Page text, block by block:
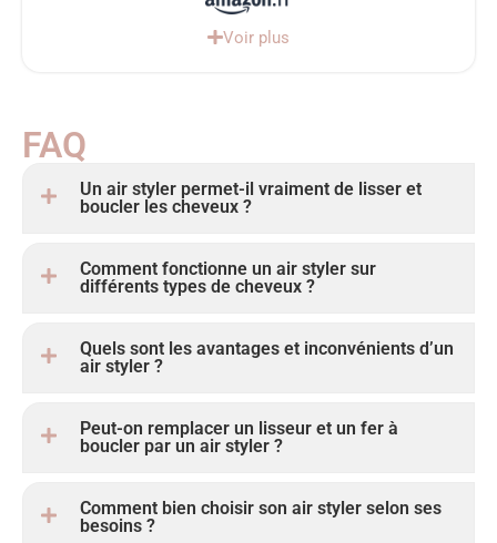
Voir plus
FAQ ​
Un air styler permet-il vraiment de lisser et
boucler les cheveux ?
Comment fonctionne un air styler sur
différents types de cheveux ?
Quels sont les avantages et inconvénients d’un
air styler ?
Peut-on remplacer un lisseur et un fer à
boucler par un air styler ?
Comment bien choisir son air styler selon ses
besoins ?